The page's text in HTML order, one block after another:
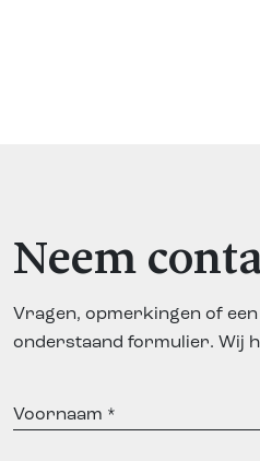
Neem
Vragen, opmerkingen of
onderstaand formulier. Wij
Voornaam